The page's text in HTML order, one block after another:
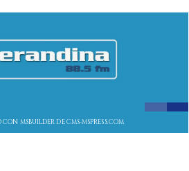
CON MSBUILDER DE CMS-MSPRESS.COM